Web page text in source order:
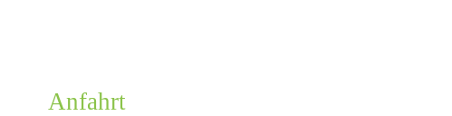
Anfahrt